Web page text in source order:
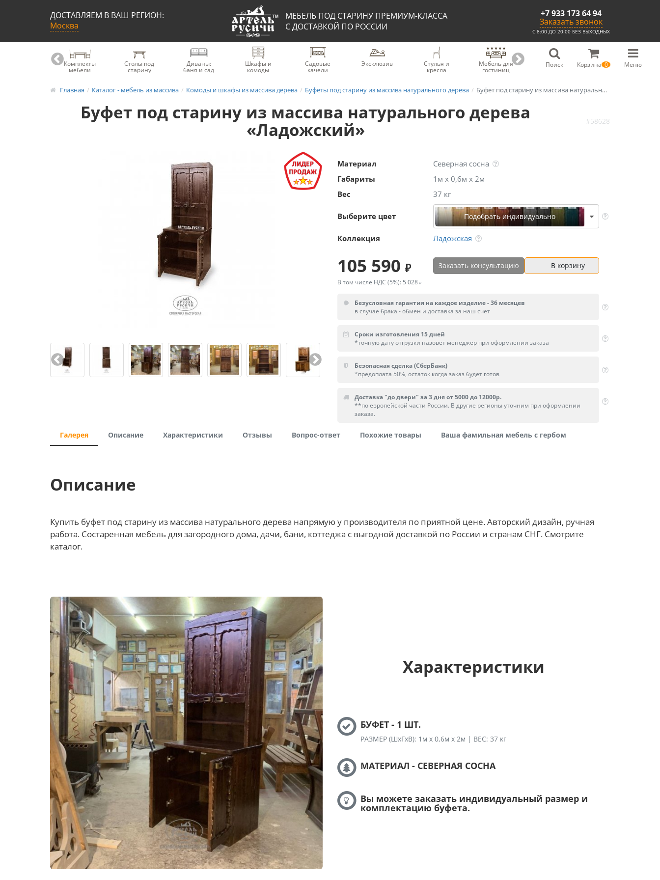
ДОСТАВЛЯЕМ В ВАШ РЕГИОН:
Москва
МЕБЕЛЬ ПОД СТАРИНУ ПРЕМИУМ-КЛАССА
С ДОСТАВКОЙ ПО РОССИИ
+7 933 173 64 94
Заказать звонок
С 8:00 ДО 20:00 БЕЗ ВЫХОДНЫХ
Комплекты
мебели
Столы под
старину
Диваны:
баня и сад
Шкафы и
комоды
Садовые
качели
Эксклюзив Стулья и
кресла
Мебель для
гостиниц
Мебель для Скамьи из
массива
Поиск Корзина 0 Меню
Главная Каталог - мебель из массива Комоды и шкафы из массива дерева Буфеты под старину из массива натурального дерева Буфет под старину из массива натурального дерева «Ладожский»
Буфет под старину из массива натурального дерева
«Ладожский»
#58628
Материал
Северная сосна
Габариты
1м х 0,6м х 2м
Вес
37 кг
Выберите цвет Подобрать индивидуально
Коллекция Ладожская
105 590 Заказать консультацию В корзину
В том числе НДС (5%): 5 028
Безусловная гарантия на каждое изделие - 36 месяцев
в случае брака - обмен и доставка за наш счет
Сроки изготовления 15 дней
*точную дату отгрузки назовет менеджер при оформлении заказа
Безопасная сделка (СберБанк)
*предоплата 50%, остаток когда заказ будет готов
Доставка "до двери" за 3 дня от 5000 до 12000р.
**по европейской части России. В другие регионы уточним при оформлении
заказа.
Галерея Описание Характеристики Отзывы Вопрос-ответ Похожие товары Ваша фамильная мебель с гербом
Описание
Купить буфет под старину из массива натурального дерева напрямую у производителя по приятной цене. Авторский дизайн, ручная
работа. Состаренная мебель для загородного дома, дачи, бани, коттеджа с выгодной доставкой по России и странам СНГ. Смотрите
каталог.
Характеристики
БУФЕТ - 1 ШТ.
РАЗМЕР (ШхГхВ): 1м х 0,6м х 2м | ВЕС: 37 кг
МАТЕРИАЛ - СЕВЕРНАЯ СОСНА
Вы можете заказать индивидуальный размер и
комплектацию буфета.